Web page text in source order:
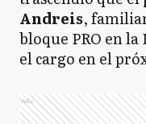
Andreis,
bloque PRO en
el cargo en el
Ads